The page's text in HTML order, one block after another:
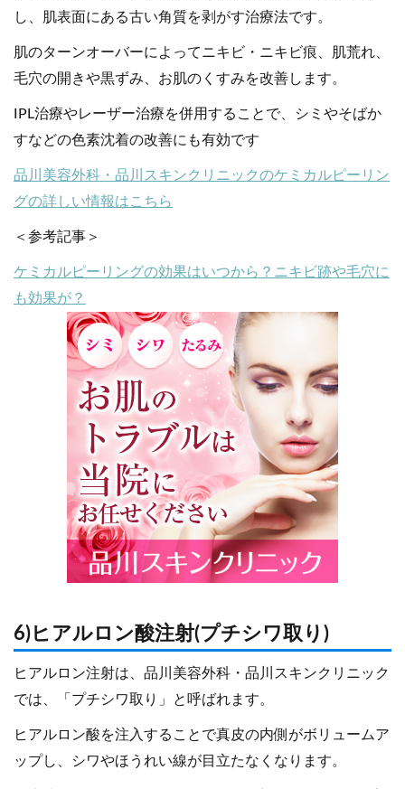
し、肌表面にある古い角質を剥がす治療法です。
肌のターンオーバーによってニキビ・ニキビ痕、肌荒れ、
毛穴の開きや黒ずみ、お肌のくすみを改善します。
IPL治療やレーザー治療を併用することで、シミやそばか
すなどの色素沈着の改善にも有効です
品川美容外科・品川スキンクリニックのケミカルピーリン
グの詳しい情報はこちら
＜参考記事＞
ケミカルピーリングの効果はいつから？ニキビ跡や毛穴に
も効果が？
6)ヒアルロン酸注射(プチシワ取り)
ヒアルロン注射は、品川美容外科・品川スキンクリニック
では、「プチシワ取り」と呼ばれます。
ヒアルロン酸を注入することで真皮の内側がボリュームア
ップし、シワやほうれい線が目立たなくなります。